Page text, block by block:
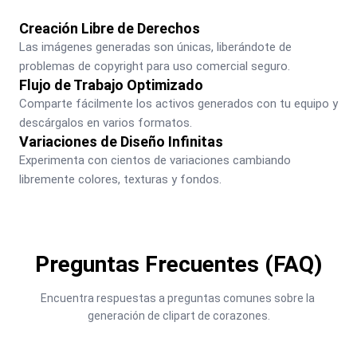
Creación Libre de Derechos
Las imágenes generadas son únicas, liberándote de
problemas de copyright para uso comercial seguro.
Flujo de Trabajo Optimizado
Comparte fácilmente los activos generados con tu equipo y
descárgalos en varios formatos.
Variaciones de Diseño Infinitas
Experimenta con cientos de variaciones cambiando
libremente colores, texturas y fondos.
Preguntas Frecuentes (FAQ)
Encuentra respuestas a preguntas comunes sobre la
generación de clipart de corazones.